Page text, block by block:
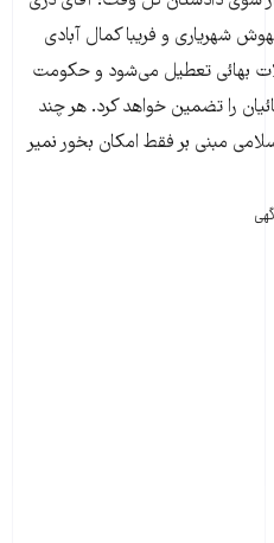
شهریاری و فریبا کمال آبادی
بهائی تعطیل می‌شود و حکومت
را تضمین خواهد کرد. هر چند
مبنی بر فقط امکان بخور نمیر